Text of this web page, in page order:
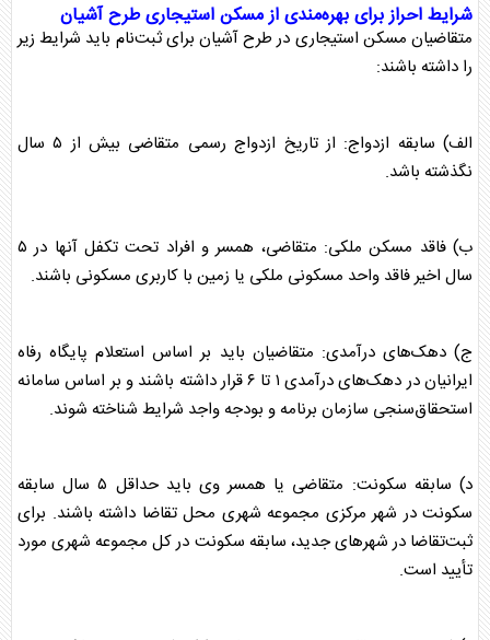
شرایط احراز برای بهره‌مندی ازمسکن استیجاریطرح آشیان
متقاضیان مسکن استیجاری درطرح آشیان برای ثبت‌نام باید شرایط زیر
را داشته باشند:
الف) سابقه ازدواج: از تاریخ ازدواج رسمی متقاضی بیش از ۵ سال
نگذشته باشد.
ب) فاقد مسکن ملکی: متقاضی، همسر و افراد تحت تکفل آنها در ۵
سال اخیر فاقد واحد مسکونی ملکی یا زمین با کاربری مسکونی باشند.
ج) دهک‌های درآمدی: متقاضیان باید بر اساس استعلام پایگاه رفاه
ایرانیان در دهک‌های درآمدی ۱ تا ۶ قرار داشته باشند و بر اساس سامانه
استحقاق‌سنجی سازمان برنامه و بودجه واجد شرایط شناخته شوند.
د) سابقه سکونت: متقاضی یا همسر وی باید حداقل ۵ سال سابقه
سکونت در شهر مرکزی مجموعه شهری محل تقاضا داشته باشند. برای
ثبت‌تقاضا در شهر‌های جدید، سابقه سکونت در کل مجموعه شهری مورد
تأیید است.